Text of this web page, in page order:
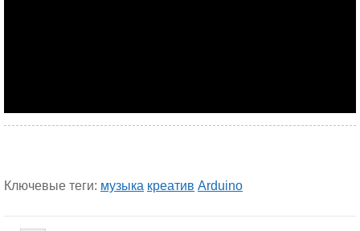
Ключевые теги: музыка креатив Arduino